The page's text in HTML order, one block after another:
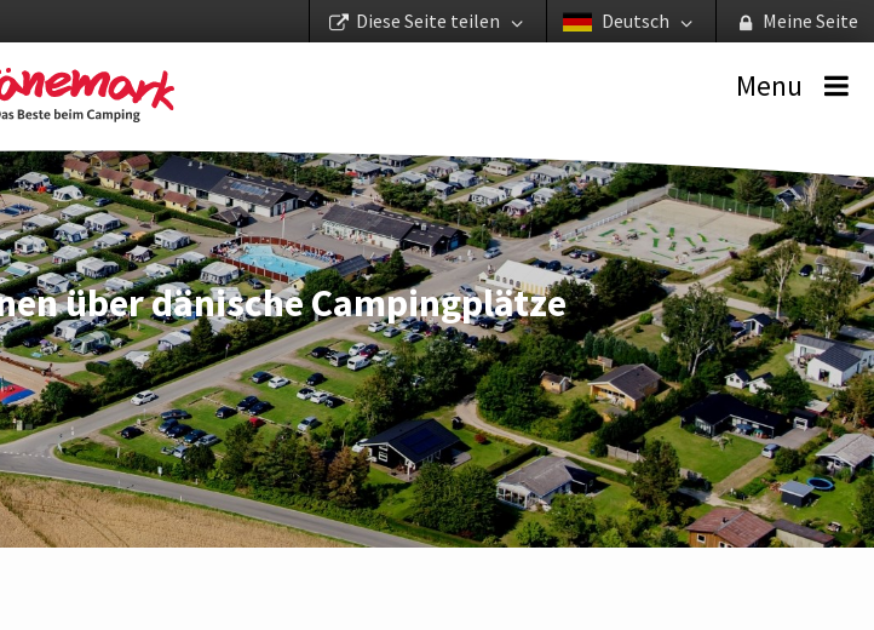
Meine Seite
Deutsch
Diese Seite teilen
Menu
über dänische Campingplätze